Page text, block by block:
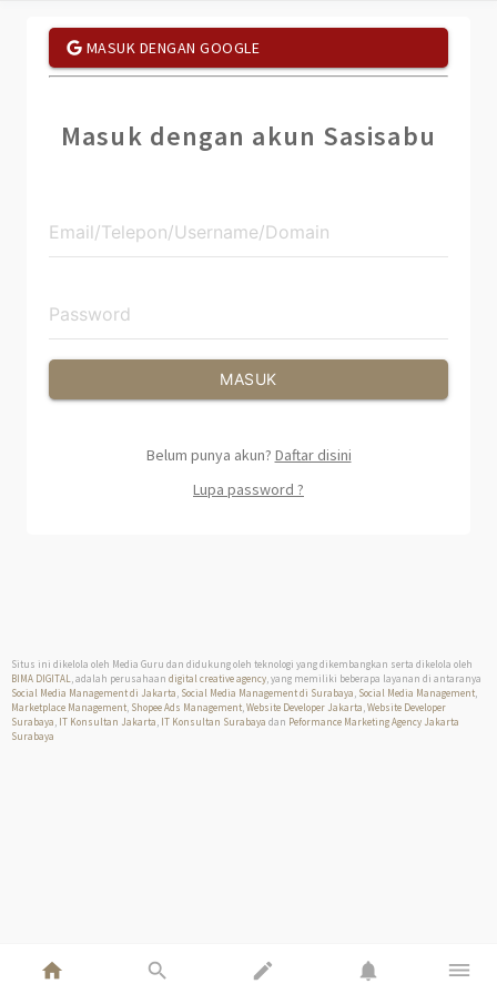
home search edit notifications dehaze
MASUK DENGAN GOOGLE
Masuk dengan akun Sasisabu
MASUK
Belum punya akun? Daftar disini
Lupa password ?
Situs ini dikelola oleh Media Guru dan didukung oleh teknologi yang dikembangkan serta dikelola oleh
BIMA DIGITAL
, adalah perusahaan digital creative agency , yang memiliki beberapa layanan di antaranya
Social Media Management di Jakarta Social Media Management di Surabaya Social Media Management
Marketplace Management Shopee Ads Management Website Developer Jakarta Website Developer
Surabaya IT Konsultan Jakarta IT Konsultan Surabaya dan Peformance Marketing Agency Jakarta
Surabaya